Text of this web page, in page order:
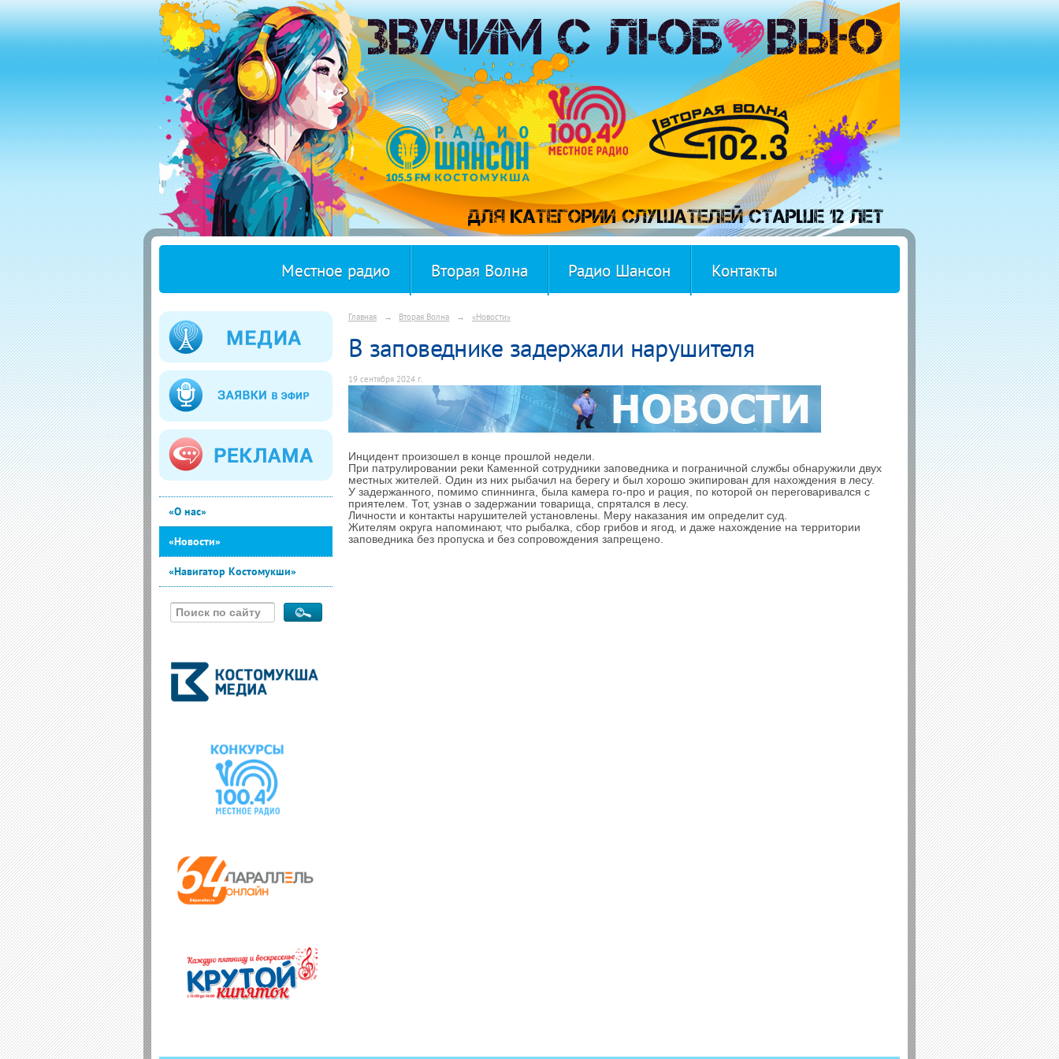
Местное радио Вторая Волна Радио Шансон Контакты
«О нас»
«Новости»
«Навигатор Костомукши»
Главная → Вторая Волна → «Новости»
В заповеднике задержали нарушителя
19 сентября 2024 г.
Инцидент произошел в конце прошлой недели.
При патрулировании реки Каменной сотрудники заповедника и пограничной службы обнаружили двух
местных жителей. Один из них рыбачил на берегу и был хорошо экипирован для нахождения в лесу.
У задержанного, помимо спиннинга, была камера го-про и рация, по которой он переговаривался с
приятелем. Тот, узнав о задержании товарища, спрятался в лесу.
Личности и контакты нарушителей установлены. Меру наказания им определит суд.
Жителям округа напоминают, что рыбалка, сбор грибов и ягод, и даже нахождение на территории
заповедника без пропуска и без сопровождения запрещено.